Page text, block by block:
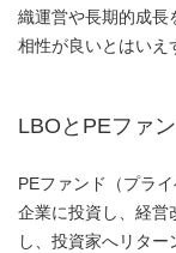
織運営や長期的成長
相性が良いとはいえ
LBOとPEファ
PEファンド（プラ
企業に投資し、経営
し、投資家へリタ